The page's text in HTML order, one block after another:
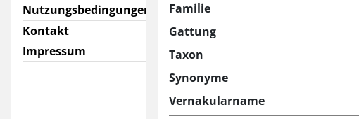
Nutzungsbedingungen
Kontakt
Impressum
Familie
Gattung
Taxon
Synonyme
Vernakularname